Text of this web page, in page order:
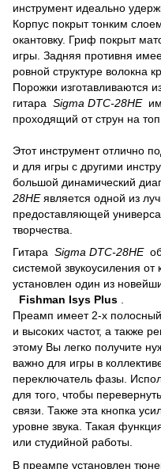
инструмент идеально
Корпус покрыт тонким
окантовку. Гриф покрыт
игры. Задняя противня
ровной структуре волокна
Порожки изготавливаются
гитара Sigma DTC-28HE
проходящий от струн на топ
Этот инструмент отлично
и для игры с другими
большой динамический
28HEявляется одной из
предоставляющей
творчества.
Гитара Sigma DTC-28HE
системой звукоусиления от
установлен один из
Fishman Isys Plus
Преамп имеет 2-х полосный
и высоких частот, а также
этому Вы легко получите
важно для игры в
переключатель фазы.
для того, чтобы
связи. Также эта кнопка
уровне звука. Такая
или студийной работы.
В преампе установлен